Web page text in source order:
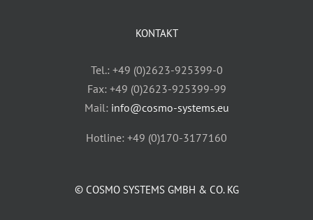
KONTAKT
Tel.: +49 (0)2623-925399-0
Fax: +49 (0)2623-925399-99
Mail: info@cosmo-systems.eu
Hotline: +49 (0)170-3177160
© COSMO SYSTEMS GMBH & CO. KG